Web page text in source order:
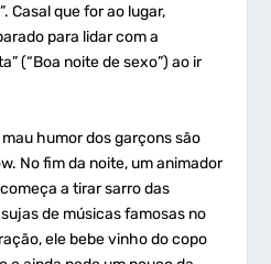
Casal que for ao lugar,
para lidar com a
(“Boa noite de sexo”) ao ir
humor dos garçons são
No fim da noite, um animador
a tirar sarro das
de músicas famosas no
ele bebe vinho do copo